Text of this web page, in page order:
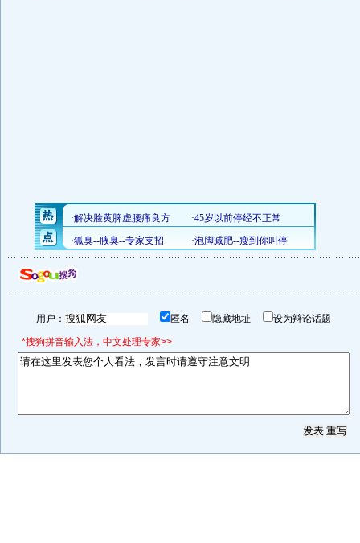
用户： 匿名 隐藏地址 设为辩论话题
*搜狗拼音输入法，中文处理专家>>